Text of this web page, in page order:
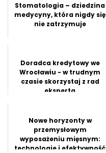
Stomatologia – dziedzina
medycyny, która nigdy się
nie zatrzymuje
Doradca kredytowy we
Wrocławiu - w trudnym
czasie skorzystaj z rad
eksperta
Nowe horyzonty w
przemysłowym
wyposażeniu mięsnym:
technologie i efektywność